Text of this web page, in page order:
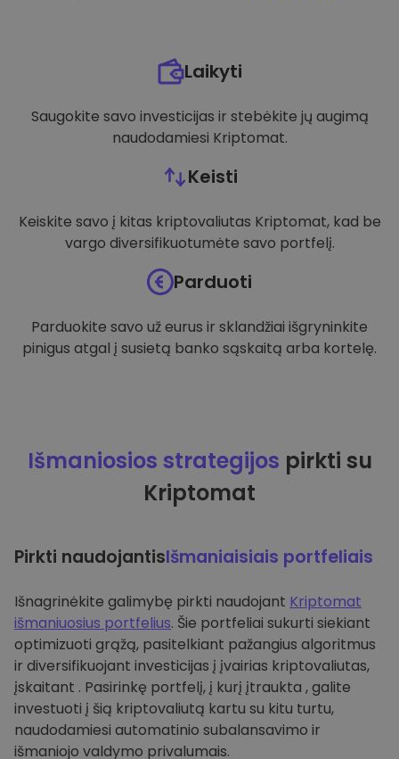
Laikyti
Saugokite savo investicijas ir stebėkite jų augimą
naudodamiesi Kriptomat.
Keisti
Keiskite savo į kitas kriptovaliutas Kriptomat, kad be
vargo diversifikuotumėte savo portfelį.
Parduoti
Parduokite savo už eurus ir sklandžiai išgryninkite
pinigus atgal į susietą banko sąskaitą arba kortelę.
Išmaniosios strategijos pirkti su
Kriptomat
Pirkti naudojantisIšmaniaisiais portfeliais
Išnagrinėkite galimybę pirkti naudojant Kriptomat
išmaniuosius portfelius. Šie portfeliai sukurti siekiant
optimizuoti grąžą, pasitelkiant pažangius algoritmus
ir diversifikuojant investicijas į įvairias kriptovaliutas,
įskaitant . Pasirinkę portfelį, į kurį įtraukta , galite
investuoti į šią kriptovaliutą kartu su kitu turtu,
naudodamiesi automatinio subalansavimo ir
išmaniojo valdymo privalumais.